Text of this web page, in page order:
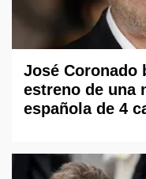
José Coronado
estreno de una
española de 4